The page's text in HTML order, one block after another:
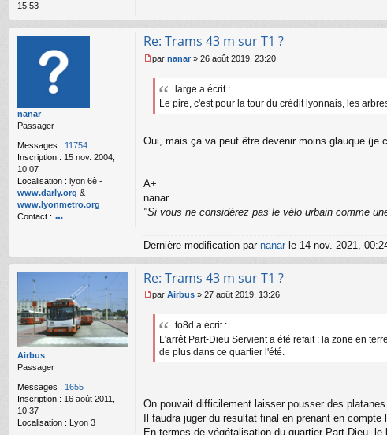
15:53
l
nanar
Passager
Messages : 11754
Inscription : 15 nov. 2004,
10:07
Localisation : lyon 6è -
www.darly.org &
www.lyonmetro.org
Contact :
te
a
n
ar
Re: Trams 43 m sur T1 ?
e
a
e
l
u
par nanar » 26 août 2019, 23:20
large a écrit :
Le pire, c'est pour la tour du crédit lyonnais, les
Oui, mais ça va peut être devenir moins glauque (je
A+
nanar
"Si vous ne considérez pas le vélo urbain comme
Dernière modification par nanar le 14 nov. 2021,
Airbus
Passager
Messages : 1655
Inscription : 16 août 2011,
10:37
Localisation : Lyon 3
Re: Trams 43 m sur T1 ?
e
g
n
l
par Airbus » 27 août 2019, 13:26
to8d a écrit :
L'arrêt Part-Dieu Servient a été refait : la zone en
de plus dans ce quartier l'été.
On pouvait difficilement laisser pousser des
Il faudra juger du résultat final en prenant en
En termes de végétalisation du quartier Part-Dieu,